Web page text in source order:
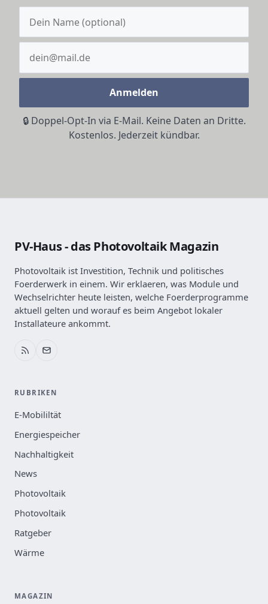
Anmelden
🔒 Doppel-Opt-In via E-Mail. Keine Daten an Dritte.
Kostenlos. Jederzeit kündbar.
PV-Haus - das Photovoltaik Magazin
Photovoltaik ist Investition, Technik und politisches
Foerderwerk in einem. Wir erklaeren, was Module und
Wechselrichter heute leisten, welche Foerderprogramme
aktuell gelten und worauf es beim Angebot lokaler
Installateure ankommt.
RUBRIKEN
E-Mobililtät
Energiespeicher
Nachhaltigkeit
News
Photovoltaik
Photovoltaik
Ratgeber
Wärme
MAGAZIN